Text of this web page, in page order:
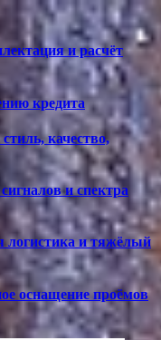
и расчёт
кредита
качество,
и спектра
логистика и тяжёлый
оснащение проёмов